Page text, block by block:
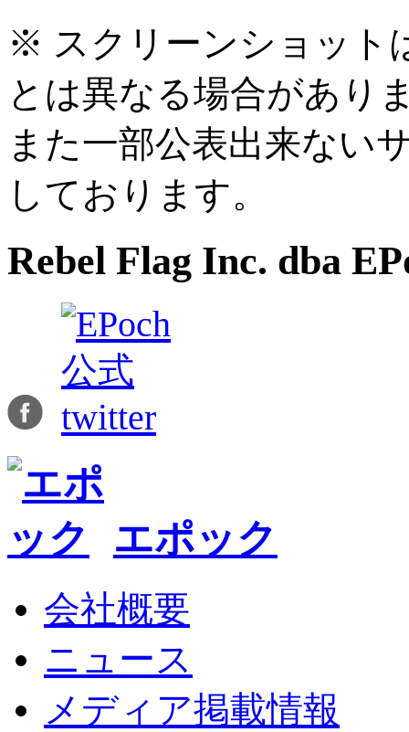
※ スクリーンショット
とは異なる場合があり
また一部公表出来ない
しております。
Rebel Flag Inc. dba
エポック
会社概要
ニュース
メディア掲載情報